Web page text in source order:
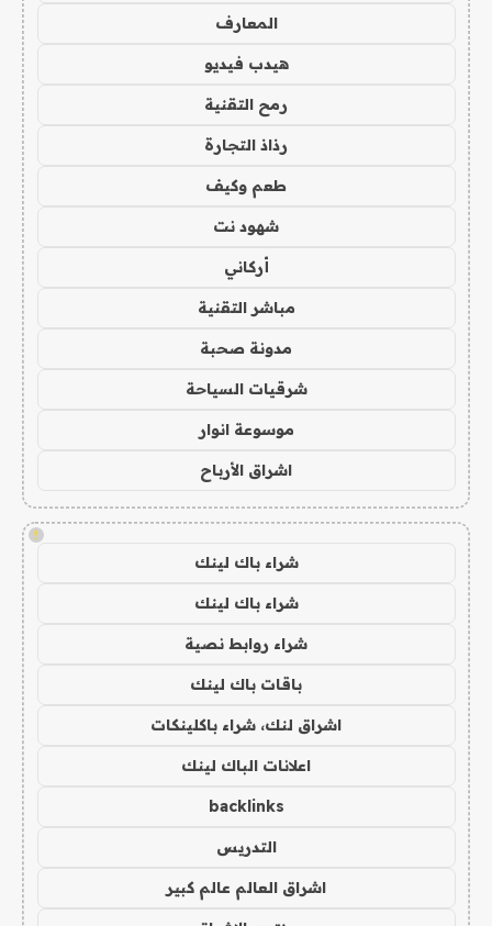
المعارف
هيدب فيديو
رمح التقنية
رذاذ التجارة
طعم وكيف
شهود نت
أركاني
مباشر التقنية
مدونة صحبة
شرقيات السياحة
موسوعة انوار
اشراق الأرباح
!
شراء باك لينك
شراء باك لينك
شراء روابط نصية
باقات باك لينك
اشراق لنك، شراء باكلينكات
اعلانات الباك لينك
backlinks
التدريس
اشراق العالم عالم كبير